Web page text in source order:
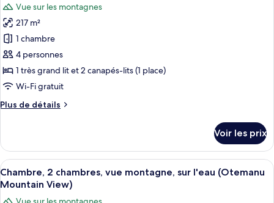
sur
l'eau
(Private
Pool)
très
grand
lit,
vue
sur
l'eau
Pool)
photos
pour
ce
type
de
chambre :
1
montagne,
sur
l'eau
(Otemanu
Vue sur les montagnes
217 m²
1 chambre
4 personnes
1 très grand lit et 2 canapés-lits (1 place)
Wi-Fi gratuit
Plus de détails
Plus
le
type
de
chambre
Voir les prix
Afficher
toutes
1 chambre, draps en coton égyptien,
23
Chambre, 2 chambres, vue montagne, sur l'eau (Otemanu
Mountain View)